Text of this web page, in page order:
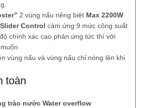
2 vùng nấu riêng biệt Max 2200W
Slider Control cảm ứng 9 mức công suất
chính xác cao phản ứng tức thì với
vùng nấu và vùng nấu chỉ nóng lên khi
toàn
trào nước Water overflow